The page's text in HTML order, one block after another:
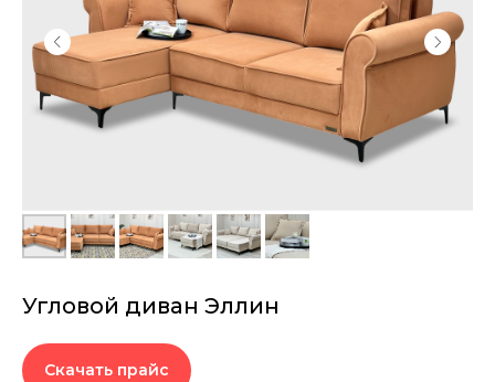
Угловой диван Эллин
Скачать прайс